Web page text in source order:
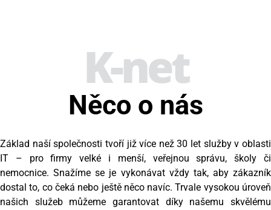
K-net
Něco o nás
Základ naší společnosti tvoří již více než 30 let služby v oblasti
IT – pro firmy velké i menší, veřejnou správu, školy či
nemocnice. Snažíme se je vykonávat vždy tak, aby zákazník
dostal to, co čeká nebo ještě něco navíc. Trvale vysokou úroveň
našich služeb můžeme garantovat díky našemu skvělému